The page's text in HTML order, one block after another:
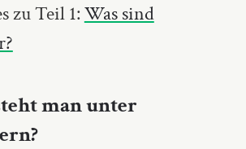
zu Teil 1:Was sind
man unter